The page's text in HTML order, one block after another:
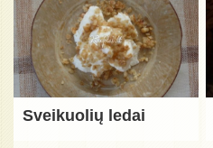
Sveikuolių ledai